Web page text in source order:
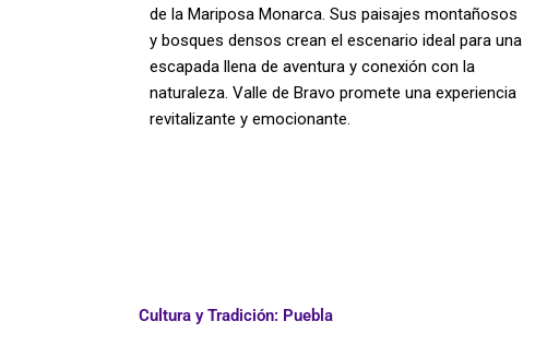
de la Mariposa Monarca. Sus paisajes montañosos
y bosques densos crean el escenario ideal para una
escapada llena de aventura y conexión con la
naturaleza. Valle de Bravo promete una experiencia
revitalizante y emocionante.
Cultura y Tradición: Puebla